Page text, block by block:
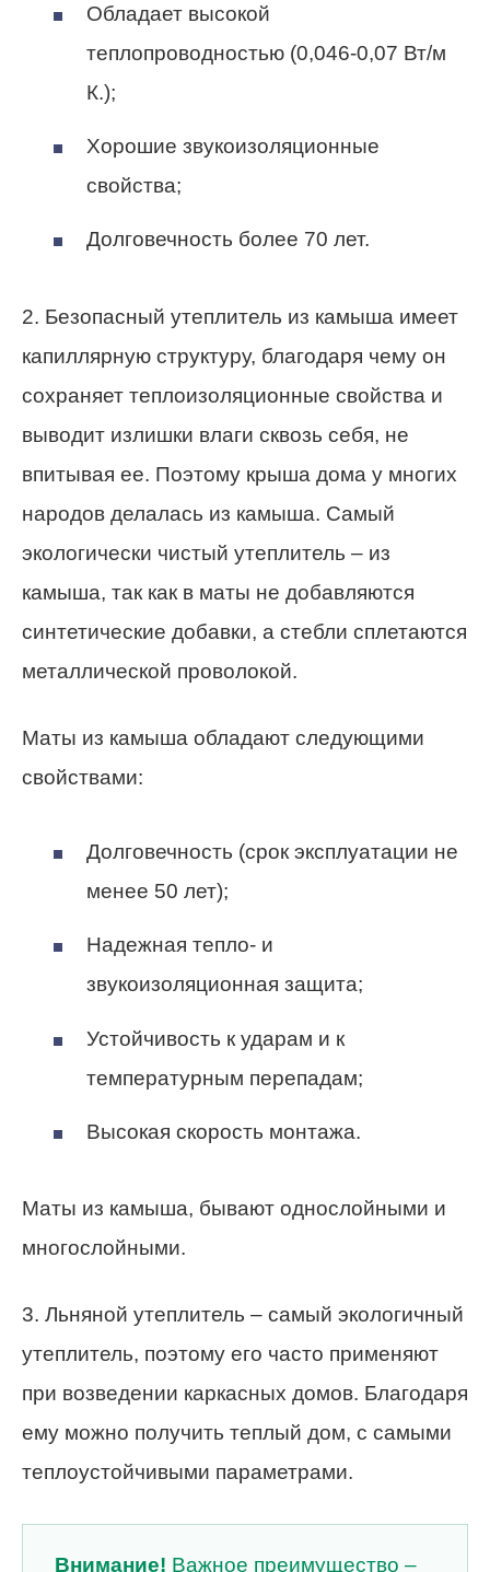
Обладает высокой
теплопроводностью (0,046-0,07 Вт/м
К.);
Хорошие звукоизоляционные
свойства;
Долговечность более 70 лет.
2. Безопасный утеплитель из камыша имеет
капиллярную структуру, благодаря чему он
сохраняет теплоизоляционные свойства и
выводит излишки влаги сквозь себя, не
впитывая ее. Поэтому крыша дома у многих
народов делалась из камыша. Самый
экологически чистый утеплитель – из
камыша, так как в маты не добавляются
синтетические добавки, а стебли сплетаются
металлической проволокой.
Маты из камыша обладают следующими
свойствами:
Долговечность (срок эксплуатации не
менее 50 лет);
Надежная тепло- и
звукоизоляционная защита;
Устойчивость к ударам и к
температурным перепадам;
Высокая скорость монтажа.
Маты из камыша, бывают однослойными и
многослойными.
3. Льняной утеплитель – самый экологичный
утеплитель, поэтому его часто применяют
при возведении каркасных домов. Благодаря
ему можно получить теплый дом, с самыми
теплоустойчивыми параметрами.
Внимание! Важное преимущество –